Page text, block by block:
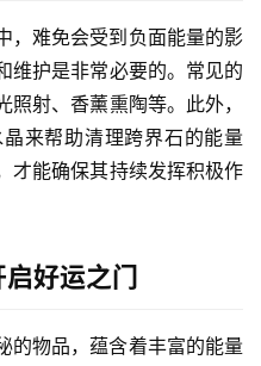
，难免会受到负面能量的影
维护是非常必要的。常见的
射、香薰熏陶等。此外，
来帮助清理跨界石的能量
才能确保其持续发挥积极作
好运之门
的物品，蕴含着丰富的能量